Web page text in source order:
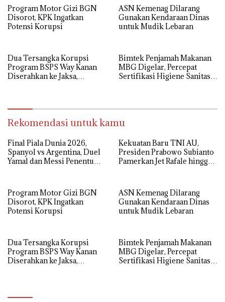
Program Motor Gizi BGN
Disorot, KPK Ingatkan
Potensi Korupsi
ASN Kemenag Dilarang
Gunakan Kendaraan Dinas
untuk Mudik Lebaran
Dua Tersangka Korupsi
Program BSPS Way Kanan
Diserahkan ke Jaksa,
Bimtek Penjamah Makanan
MBG Digelar, Percepat
Sertifikasi Higiene Sanitasi
Rekomendasi untuk kamu
Final Piala Dunia 2026,
Spanyol vs Argentina, Duel
Yamal dan Messi Penentu
Kekuatan Baru TNI AU,
Presiden Prabowo Subianto
Pamerkan Jet Rafale hingga
Program Motor Gizi BGN
Disorot, KPK Ingatkan
Potensi Korupsi
ASN Kemenag Dilarang
Gunakan Kendaraan Dinas
untuk Mudik Lebaran
Dua Tersangka Korupsi
Program BSPS Way Kanan
Diserahkan ke Jaksa,
Bimtek Penjamah Makanan
MBG Digelar, Percepat
Sertifikasi Higiene Sanitasi